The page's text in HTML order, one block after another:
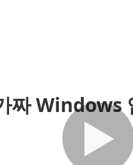
짜 Windows
▶